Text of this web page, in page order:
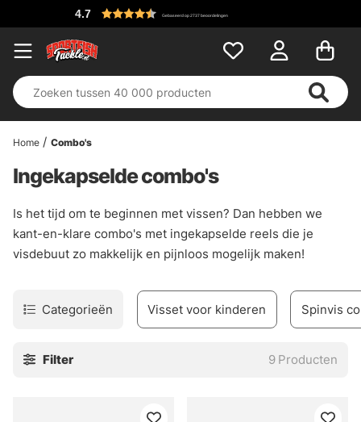
4.7 Gebaseerd op 2737 beoordelingen
Home Combo's
Ingekapselde combo's
Is het tijd om te beginnen met vissen? Dan hebben we
kant-en-klare combo's met ingekapselde reels die je
visdebuut zo makkelijk en pijnloos mogelijk maken!
Categorieën Visset voor kinderen Spinvis
Filter 9 Producten